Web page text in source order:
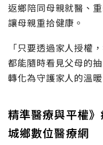
返鄉陪同母親就醫、
讓母親重拾健康。
「只要透過家人授權
都能隨時看見父母的
轉化為守護家人的溫
精準醫療與平權
城鄉數位醫療網